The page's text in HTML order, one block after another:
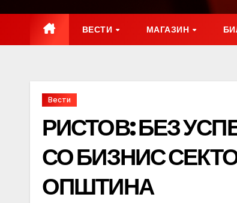
ВЕСТИ МАГАЗИН
Вести
РИСТОВ: БЕЗ
СО БИЗНИС
ОПШТИНА